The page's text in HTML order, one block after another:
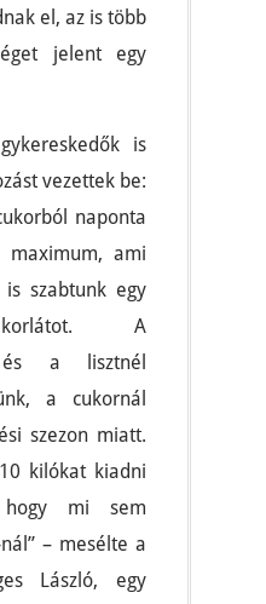
el, az is több
jelent egy
is
vezettek be:
naponta
ami
szabtunk egy
A
és a lisztnél
a cukornál
szezon miatt.
kilókat kiadni
hogy mi sem
– mesélte a
László, egy